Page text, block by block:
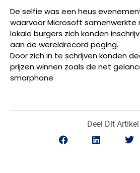
De selfie was een heus
waarvoor Microsoft
lokale burgers zich konden
aan de wereldrecord poging.
Door zich in te schrijven konden
prijzen winnen zoals de net
smarphone.
Deel Dit Artikel